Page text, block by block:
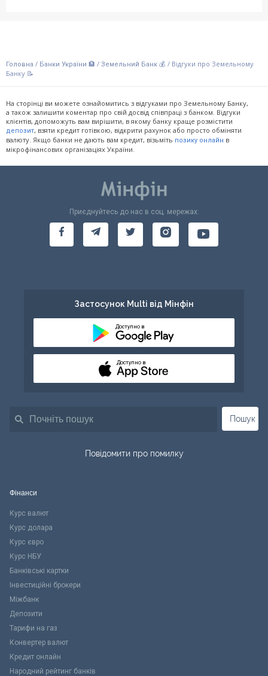
Головна / Банки України 🏦 / Земельний Банк 💰 / Відгуки про Земельному
Банку 📝
На сторінці ви можете ознайомитись з відгуками про Земельному Банку,
а також залишити коментар про свій досвід співпраці з банком. Відгуки
клієнтів, допоможуть вам вирішити, в якому банку краще розмістити
депозит, взяти кредит готівкою, відкрити рахунок або просто обміняти
валюту. Якщо банки не дають вам кредит, візьміть позику онлайн в
мікрофінансових організаціях України.
Пошук
Повідомити про помилку
Приєднуйтесь до нас в соц. мережах:
Застосунок Multi від Мінфін
Доступно в
Доступно в
Фінанси
Курс валют
Курс долара
Курс євро
Курс НБУ
Банківські картки
Інвестиційні брокери
Міжбанк
Депозити
Тарифи на газ
Конвертер валют
Кредит онлайн
Народний рейтинг банків